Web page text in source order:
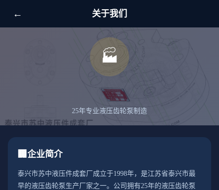
← 关于我们
🏭
泰液 · 苏中液压
25年专业液压齿轮泵制造
🏢 企业简介
泰兴市苏中液压件成套厂成立于1998年，是江苏省泰兴市最
早的液压齿轮泵生产厂家之一。公司拥有25年的液压齿轮泵